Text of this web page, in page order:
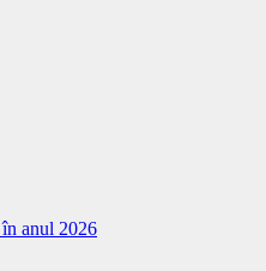
anul 2026